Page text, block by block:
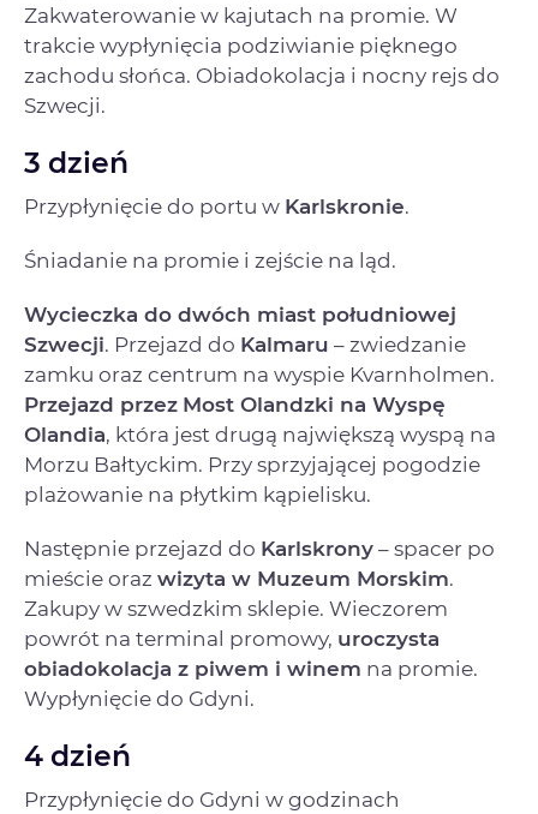
Zakwaterowanie w kajutach na promie. W
trakcie wypłynięcia podziwianie pięknego
zachodu słońca. Obiadokolacja i nocny rejs do
Szwecji.
3 dzień
Przypłynięcie do portu w Karlskronie.
Śniadanie na promie i zejście na ląd.
Wycieczka do dwóch miast południowej
Szwecji. Przejazd do Kalmaru – zwiedzanie
zamku oraz centrum na wyspie Kvarnholmen.
Przejazd przez Most Olandzki na Wyspę
Olandia, która jest drugą największą wyspą na
Morzu Bałtyckim. Przy sprzyjającej pogodzie
plażowanie na płytkim kąpielisku.
Następnie przejazd do Karlskrony – spacer po
mieście oraz wizyta w Muzeum Morskim.
Zakupy w szwedzkim sklepie. Wieczorem
powrót na terminal promowy, uroczysta
obiadokolacja z piwem i winem na promie.
Wypłynięcie do Gdyni.
4 dzień
Przypłynięcie do Gdyni w godzinach